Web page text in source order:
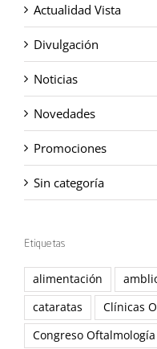
Actualidad Vista
Divulgación
Noticias
Novedades
Promociones
Sin categoría
Etiquetas
alimentación
cataratas
Clínicas
Congreso Oftalmología